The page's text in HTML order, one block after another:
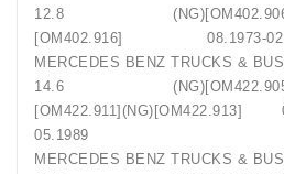
12.8
[OM402.916]
MERCEDES BENZ
14.6
[OM422.911](NG)[OM422.913]
05.1989
MERCEDES BENZ